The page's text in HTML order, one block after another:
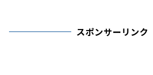
スポンサーリンク